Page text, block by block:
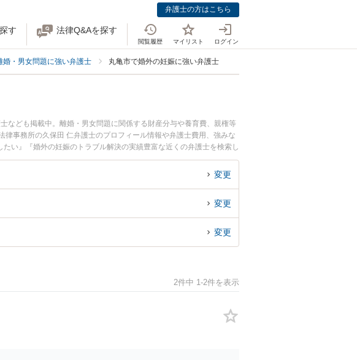
弁護士の方はこちら
す 法律Q&Aを探す
閲覧履歴 マイリスト ログイン
婚・男女問題に強い弁護士 丸亀市で婚外の妊娠に強い弁護士
なども掲載中。離婚・男女問題に関係する財産分与や養育費、親権等
事務所の久保田 仁弁護士のプロフィール情報や弁護士費用、強みな
い』『婚外の妊娠のトラブル解決の実績豊富な近くの弁護士を検索し
相談者さんにおすすめです。
変更
変更
変更
2件中 1-2件を表示